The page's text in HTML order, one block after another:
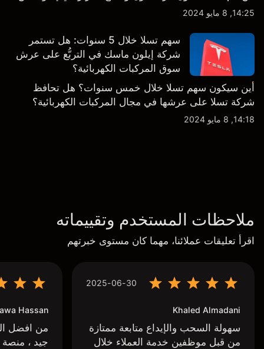
14:25, 8 مايو 2024
سهم تسلا خلال 5 سنوات: هل تستمر
شركة إيلون ماسك في التربُّع على عرش
سوق المركبات الكهربائية؟
أين سيكون سهم تسلا خلال خمس سنوات؟ هل تحافظ
شركة تسلا على عرشها في مجال المركبات الكهربائية؟
14:18, 8 مايو 2024
ملاحظات المستخدم وتقييماته
اقرأ تعليقات عملائنا، مهما كان مستوى خبرتهم
2025-06-30
Khaled Almadani
سهولة السحب والإيداع متابعة ممتازة
من قبل موظفين خدمة العملاء خلال
Hassan
من افضل
جيد ،